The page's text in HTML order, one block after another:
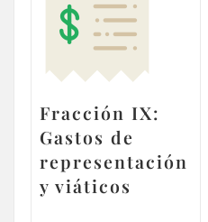
Fracción IX:
Gastos de
representación
y viáticos